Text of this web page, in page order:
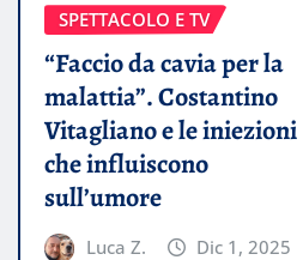
SPETTACOLO E TV
“Faccio da cavia per la
malattia”. Costantino
Vitagliano e le iniezioni
che influiscono
sull’umore
Luca Z. Dic 1, 2025